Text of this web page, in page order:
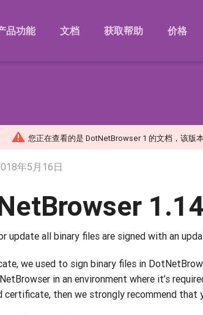
品功能 文档 获取帮助 价格
您正在查看的是 DotNetBrowser 1 的文档，该版
年5月16日
update all binary files are signed with an
we used to sign binary files in
in an environment where it’s
certificate, then we strongly recommend that